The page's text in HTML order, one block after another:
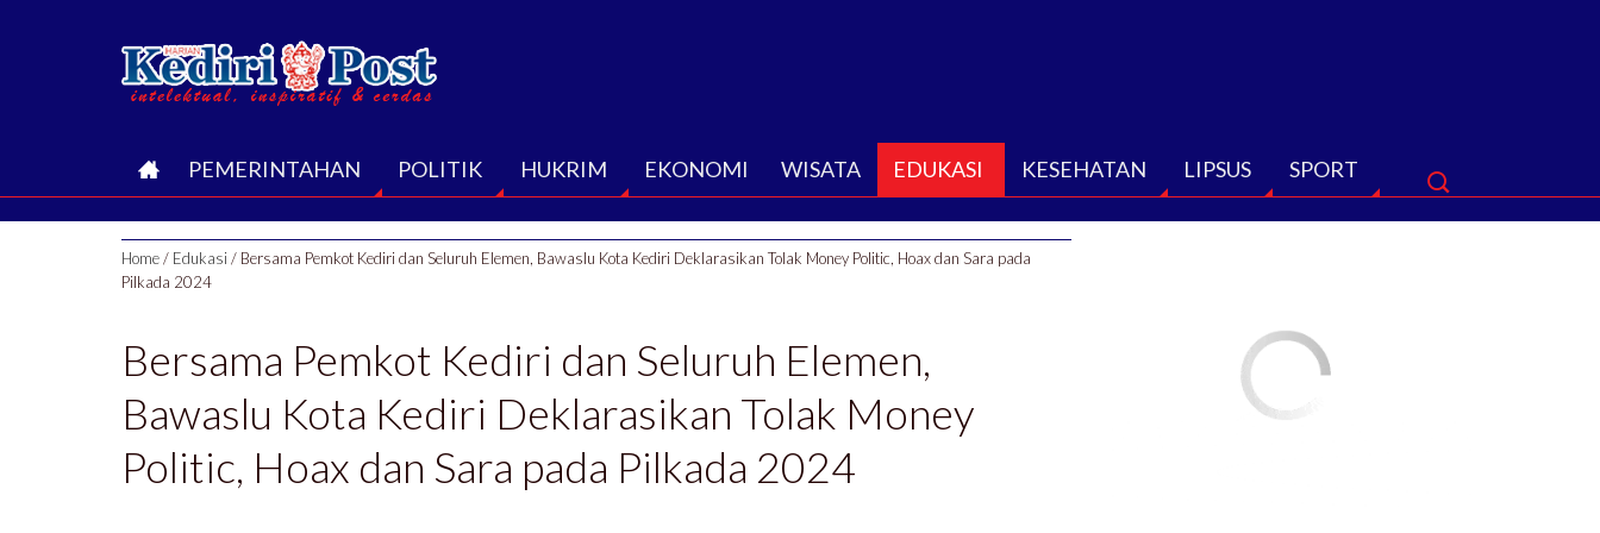
B
E
R
N
D
A
PEMERINTAHAN POLITIK HUKRIM EKONOMI WISATA EDUKASI KESEHATAN LIPSUS SPORT
Home/ Edukasi / Bersama Pemkot Kediri dan Seluruh Elemen, Bawaslu Kota Kediri Deklarasikan Tolak Money Politic, Hoax dan Sara pada
Pilkada 2024
Bersama Pemkot Kediri dan Seluruh Elemen,
Bawaslu Kota Kediri Deklarasikan Tolak Money
Politic, Hoax dan Sara pada Pilkada 2024